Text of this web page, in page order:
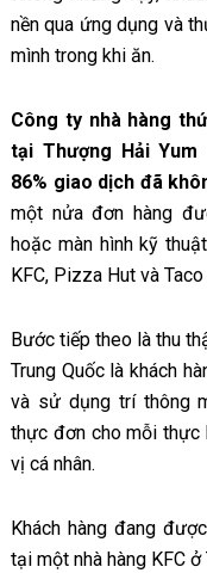
nền qua ứng dụng và
mình trong khi ăn.
Công ty nhà hàng
tại Thượng Hải
86% giao dịch đã
một nửa đơn hàng
hoặc màn hình kỹ
KFC, Pizza Hut và
Bước tiếp theo là thu
Trung Quốc là khách
và sử dụng trí thông
thực đơn cho mỗi thực
vị cá nhân.
Khách hàng đang
tại một nhà hàng KFC